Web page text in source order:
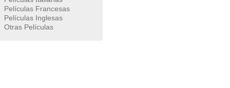
Películas Francesas
Películas Inglesas
Otras Películas